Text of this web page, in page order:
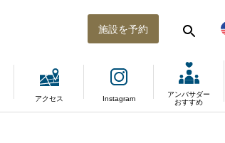
施設を予約
アクセス Instagram
アンバサダー
おすすめ